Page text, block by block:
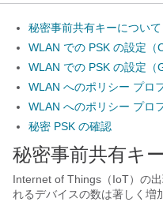
秘密事前共有キーについて
WLAN での PSK の設定（
WLAN での PSK の設定（
WLAN へのポリシー プロ
WLAN へのポリシー プロ
秘密 PSK の確認
秘密事前共有キ
Internet of Things（IoT）の
れるデバイスの数は著しく増